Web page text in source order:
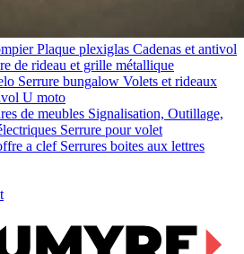
Plaque plexiglas Cadenas et antivol
de rideau et grille métallique
Serrure bungalow Volets et rideaux
U moto
de meubles Signalisation, Outillage,
Serrure pour volet
a clef Serrures boites aux lettres